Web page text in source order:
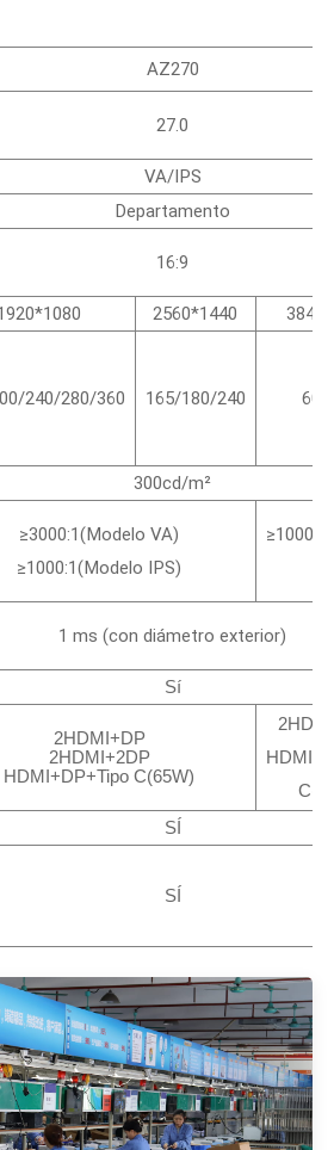
AZ270
27.0
VA/IPS
Departamento
16:9
2560*1440
240/280/360 165/180/240 60/
300cd/m²
≥3000:1(Modelo VA)
≥1000:1(Modelo IPS)
1 ms (con diámetro exterior)
Sí
2HDMI+DP
2HDMI+2DP
HDMI+DP+Tipo C(65W)
SÍ
SÍ